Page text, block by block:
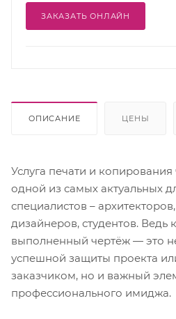
ЗАКАЗАТЬ ОНЛАЙН
ОПИСАНИЕ ЦЕНЫ
Услуга печати и копирования
одной из самых актуальных
специалистов –
дизайнеров, студентов. Ведь
выполненный чертёж — это
успешной защиты проекта
заказчиком, но и важный
профессионального имиджа.